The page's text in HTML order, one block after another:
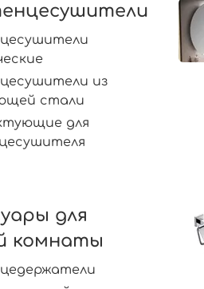
из
стали
для
для
комнаты